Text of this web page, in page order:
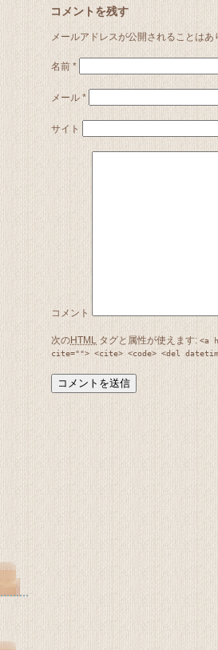
コメントを残す
メールアドレスが公開されることはあ
名前*
メール*
サイト
コメント
次のHTML タグと属性が使えます:<a
cite=""> <cite> <code> <del